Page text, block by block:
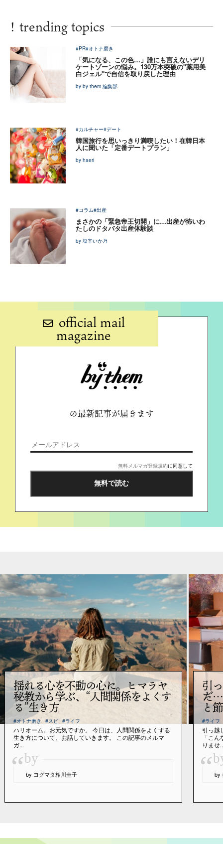
! trending topics
#PR#オトナ磨き
「気になる、この色…」誰にも言えないデリ
ケートゾーンの悩み。130万本突破の"薬用美
白ジェル"で自信を取り戻した理由
by by them 編集部
#カルチャー#デート
韓国旅行を思いっきり満喫したい！在韓日本
人に聞いた「定番デートプラン」
by haeri
#コラム#出産
まさかの「緊急帝王切開」に…出産が怖いわ
たしのドタバタ出産体験談
by 塩辛いか乃
official mail
magazine
の最新記事が届きます
無料メルマガ登録規約に同意して
揺れる心を不動の心に。ヒマラヤ
秘教から学ぶ、“人間関係をよくす
る”生き方
#オトナ磨き #スピ #ライフ
ハリオーム。お元気ですか。 今日は、人間関係をよくする
生き方について、お話していきます。 この記事のメルマ
ガ...
“by
by ヨグマタ相川圭子
引
だ…
と
#ライフ
引っ越
「こ
りませ
“ by